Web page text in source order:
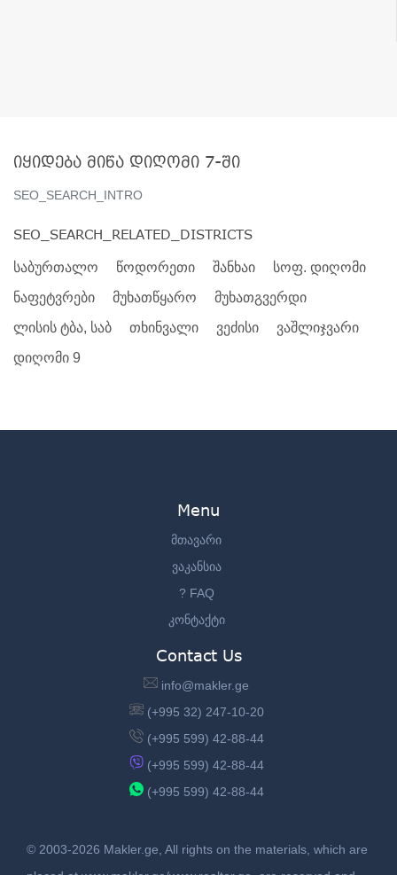
იყიდება მიწა დიღომი 7-ში
SEO_SEARCH_INTRO
SEO_SEARCH_RELATED_DISTRICTS
საბურთალო წოდორეთი შანხაი
სოფ. დიღომი
ნაფეტვრები
მუხათწყარო
მუხათგვერდი
ლისის ტბა, საბ
თხინვალი ვეძისი
ვაშლიჯვარი
დიღომი 9
Menu
მთავარი
ვაკანსია
? FAQ
კონტაქტი
Contact Us
info@makler.ge
(+995 32) 247-10-20
(+995 599) 42-88-44
(+995 599) 42-88-44
(+995 599) 42-88-44
© 2003-2026 Makler.ge, All rights on the materials, which are